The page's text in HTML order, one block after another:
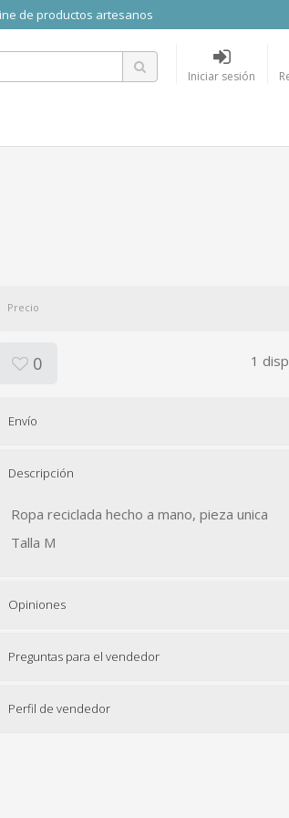
de productos artesanos
Iniciar sesión
Precio
0 1
Envío
Descripción
Ropa reciclada hecho a mano, pieza unica
Talla M
Opiniones
Preguntas para el vendedor
Perfil de vendedor